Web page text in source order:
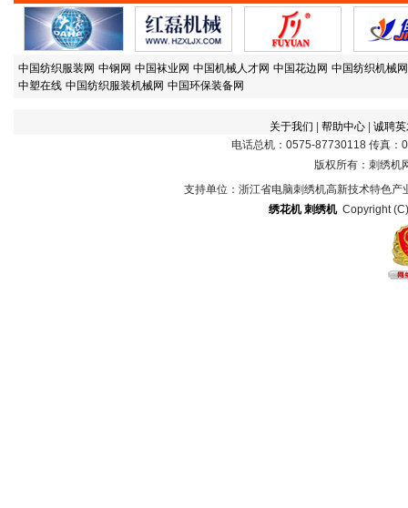
中国纺织服装网 中钢网 中国袜业网 中国机械人才网 中国花边网 中国纺织机械网
中塑在线 中国纺织服装机械网 中国环保装备网
关于我们 帮助中心
诚聘
电话总机：0575-87730118 传真
版权所有：刺绣机
支持单位：浙江省电脑刺绣机高新技术特色
绣花机 刺绣机Copyright